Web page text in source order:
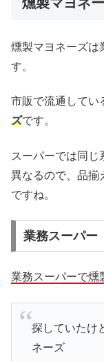
燻製マヨネーズは
す。
市販で流通してい
ズです。
スーパーでは同じ
異なるので、品揃
ですね。
業務スーパー
業務スーパーで燻
探していたけ
ネーズ